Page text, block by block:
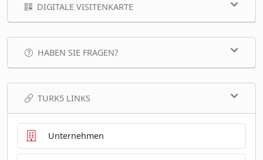
DIGITALE VISITENKARTE
HABEN SIE FRAGEN?
TURK5 LINKS
Unternehmen